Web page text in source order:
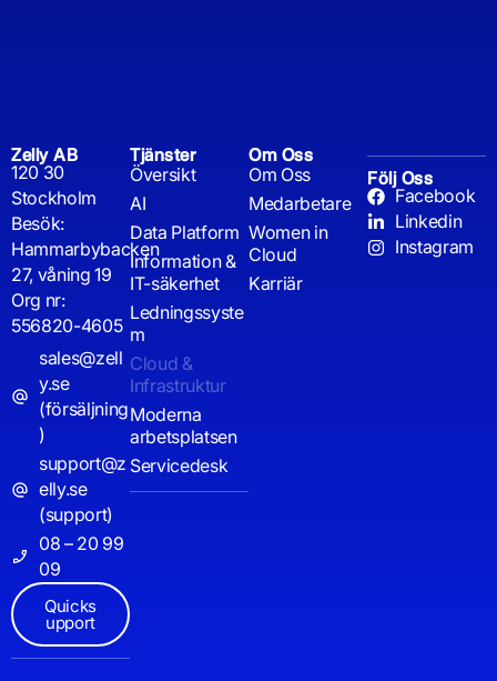
Zelly AB
120 30
Stockholm
Besök:
Hammarbybacken
27, våning 19
Org nr:
556820-4605
sales@zell
y.se
(försäljning
)
support@z
elly.se
(support)
08 – 20 99
09
Quicks
upport
Tjänster
Översikt
AI
Data Platform
Information &
IT-säkerhet
Ledningssyste
m
Cloud &
Infrastruktur
Moderna
arbetsplatsen
Servicedesk
Om Oss
Om Oss
Medarbetare
Women in
Cloud
Karriär
Följ Oss
Facebook
Linkedin
Instagram